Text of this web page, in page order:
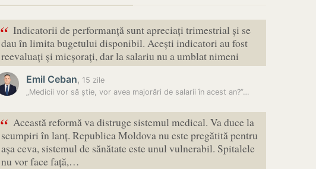
“ Indicatorii de performanță sunt apreciați trimestrial și se
dau în limita bugetului disponibil. Acești indicatori au fost
reevaluați și micșorați, dar la salariu nu a umblat nimeni
Emil Ceban, 15 zile
„Medicii vor să știe, vor avea majorări de salarii în acest an?”…
“ Această reformă va distruge sistemul medical. Va duce la
scumpiri în lanț. Republica Moldova nu este pregătită pentru
așa ceva, sistemul de sănătate este unul vulnerabil. Spitalele
nu vor face față,…